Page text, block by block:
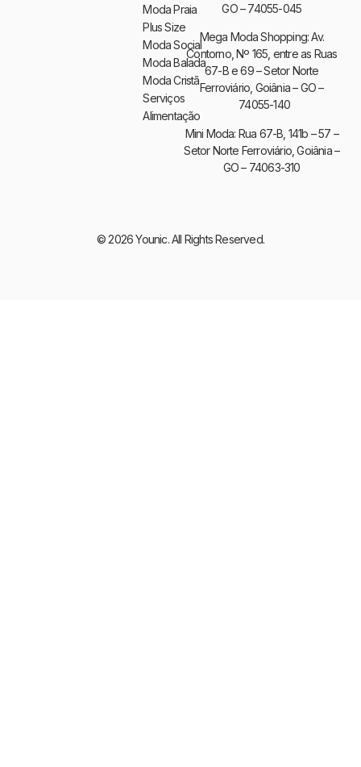
Moda Praia
Plus Size
Moda Social
Moda Balada
Moda Cristã
Serviços
Alimentação
GO – 74055-045
Mega Moda Shopping: Av.
Contorno, Nº 165, entre as Ruas
67-B e 69 – Setor Norte
Ferroviário, Goiânia – GO –
74055-140
Mini Moda: Rua 67-B, 141b – 57 –
Setor Norte Ferroviário, Goiânia –
GO – 74063-310
© 2026 Younic. All Rights Reserved.